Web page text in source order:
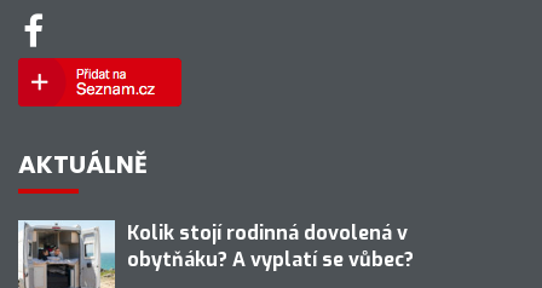
AKTUÁLNĚ
Kolik stojí rodinná dovolená v
obytňáku? A vyplatí se vůbec?